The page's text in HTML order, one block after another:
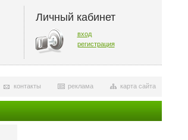
Личный кабинет
вход
регистрация
карта сайта
реклама
контакты